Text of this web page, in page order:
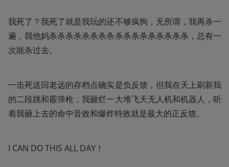
我死了？我死了就是我玩的还不够疯狗，无所谓，我再杀一
遍，我他妈杀杀杀杀杀杀杀杀杀杀杀杀杀杀杀杀杀，总有一
次能杀过去。
一击死送回老远的存档点确实是负反馈，但我在天上刷新我
的二段跳和霰弹枪，我砸烂一大堆飞天无人机和机器人，听
着我砸上去的命中音效和爆炸特效就是最大的正反馈。
I CAN DO THIS ALL DAY！